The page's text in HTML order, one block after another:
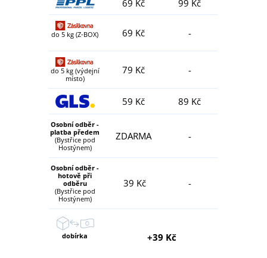
69 Kč 99 Kč
do 5 kg (Z-BOX) 69 Kč -
do 5 kg (výdejní
místo)
79 Kč -
59 Kč 89 Kč
Osobní odběr -
platba předem
(Bystřice pod
Hostýnem)
ZDARMA -
Osobní odběr -
hotově při
odběru
(Bystřice pod
Hostýnem)
39 Kč -
dobírka +39 Kč